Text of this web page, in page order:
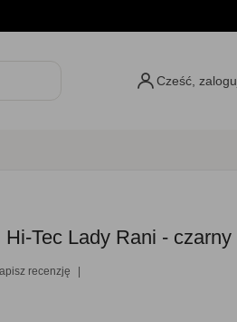
Cześć,
Tec Lady Rani - czarny
recenzję